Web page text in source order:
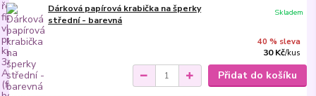
Dárková papírová krabička na šperky
střední - barevná
40 % sleva
30 Kč/kus
Skladem
Přidat do košíku